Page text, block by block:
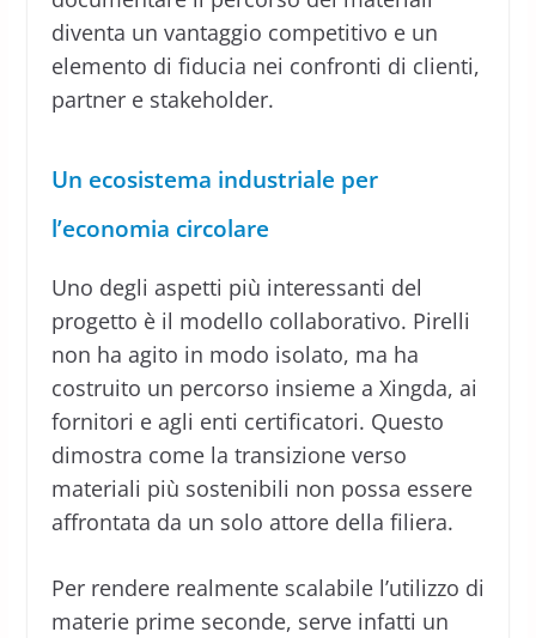
diventa un vantaggio competitivo e un
elemento di fiducia nei confronti di clienti,
partner e stakeholder.
Un ecosistema industriale per
l’economia circolare
Uno degli aspetti più interessanti del
progetto è il modello collaborativo. Pirelli
non ha agito in modo isolato, ma ha
costruito un percorso insieme a Xingda, ai
fornitori e agli enti certificatori. Questo
dimostra come la transizione verso
materiali più sostenibili non possa essere
affrontata da un solo attore della filiera.
Per rendere realmente scalabile l’utilizzo di
materie prime seconde, serve infatti un